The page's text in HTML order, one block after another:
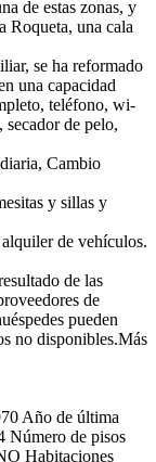
de estas zonas, y
Roqueta, una cala
se ha reformado
una capacidad
teléfono, wi-
de pelo,
Cambio
y sillas y
de vehículos.
de las
de
pueden
no disponibles.Más
Año de última
Número de pisos
Habitaciones